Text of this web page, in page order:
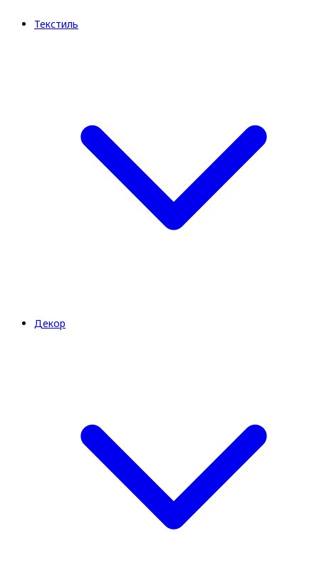
Текстиль
Декор